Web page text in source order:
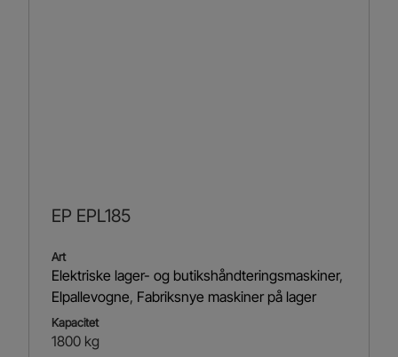
EP EPL185
Art
Elektriske lager- og butikshåndteringsmaskiner,
Elpallevogne, Fabriksnye maskiner på lager
Kapacitet
1800 kg